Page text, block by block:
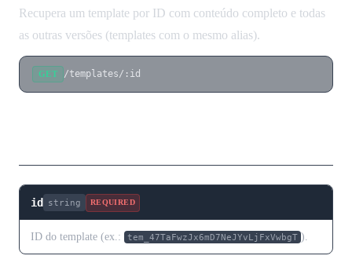
Recupera um template por ID com conteúdo completo e todas
as outras versões (templates com o mesmo alias).
GET /templates/:id
id string REQUIRED
ID do template (ex.: tem_47TaFwzJx6mD7NeJYvLjFxVwbgT ).